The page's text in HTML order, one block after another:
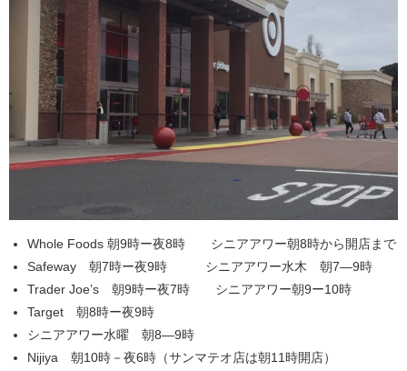
Whole Foods 朝9時ー夜8時 シニアアワー朝8時から開店まで
Safeway 朝7時ー夜9時 シニアアワー水木 朝7―9時
Trader Joe’s 朝9時ー夜7時 シニアアワー朝9ー10時
Target 朝8時ー夜9時
シニアアワー水曜 朝8―9時
Nijiya 朝10時－夜6時（サンマテオ店は朝11時開店）